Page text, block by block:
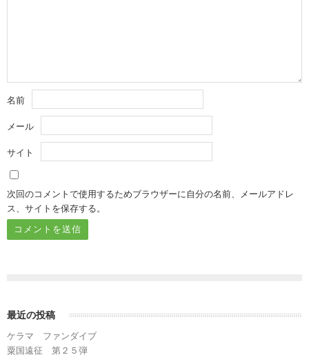
名前
メール
サイト
次回のコメントで使用するためブラウザーに自分の名前、メールアドレ
ス、サイトを保存する。
最近の投稿
ケラマ ファンダイブ
粟国遠征 第２５弾